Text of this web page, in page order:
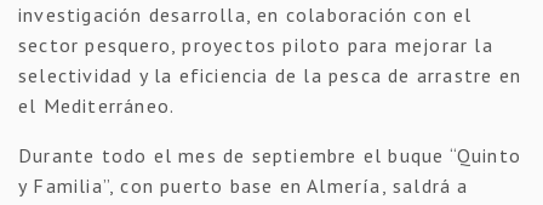
investigación desarrolla, en colaboración con el
sector pesquero, proyectos piloto para mejorar la
selectividad y la eficiencia de la pesca de arrastre en
el Mediterráneo.
Durante todo el mes de septiembre el buque “Quinto
y Familia”, con puerto base en Almería, saldrá a